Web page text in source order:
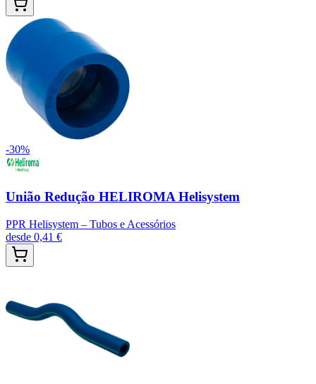
-30%
União Redução HELIROMA Helisystem
PPR Helisystem – Tubos e Acessórios
desde 0,41 €